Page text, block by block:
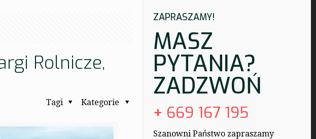
Rolnicze,
Kategorie
Tagi
ZAPRASZAMY!
MASZ
PYTANIA?
ZADZWOŃ
+ 669 167 195
Szanowni Państwo zapraszamy